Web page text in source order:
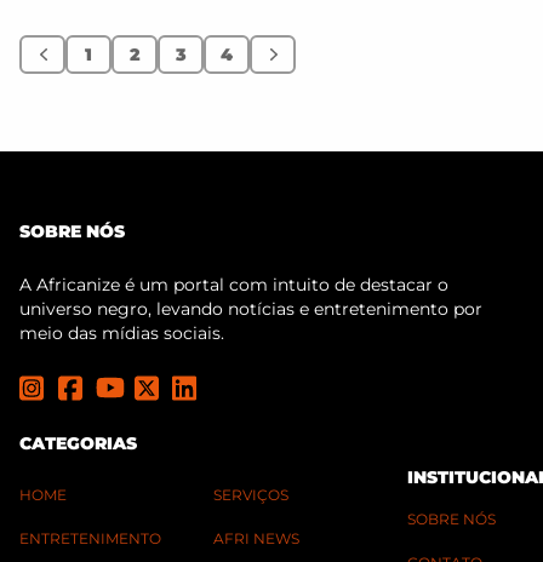
Anterior
1 2 3 4 Próximo
SOBRE NÓS
A Africanize é um portal com intuito de destacar o
universo negro, levando notícias e entretenimento por
meio das mídias sociais.
CATEGORIAS
HOME
ENTRETENIMENTO
SERVIÇOS
AFRI NEWS
SOBRE NÓS